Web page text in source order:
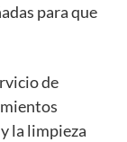
para que
de
la limpieza